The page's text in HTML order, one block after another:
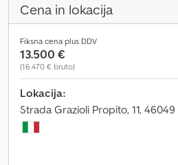
Cena in lokacija
Fiksna cena plus DDV
13.500 €
(16.470 € bruto)
Lokacija:
Strada Grazioli Propito, 11,